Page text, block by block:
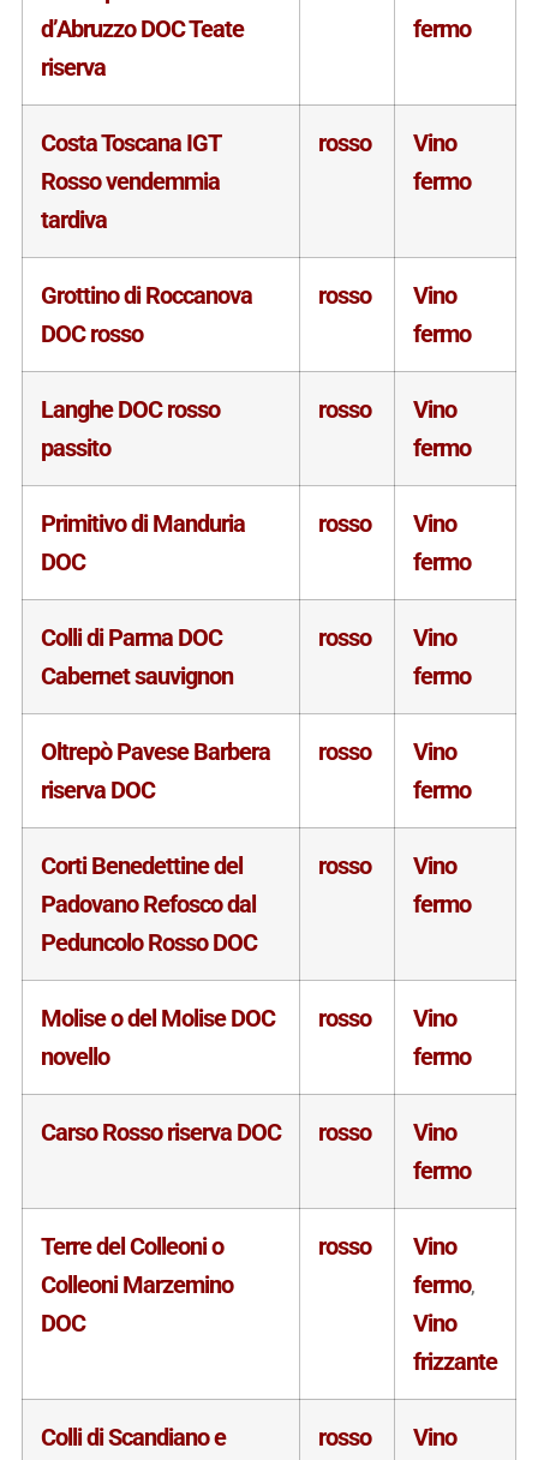
d’Abruzzo DOC Teate
riserva
fermo
Costa Toscana IGT
Rosso vendemmia
tardiva
rosso
Vino
fermo
Grottino di Roccanova
DOC rosso
rosso
Vino
fermo
Langhe DOC rosso
passito
rosso
Vino
fermo
Primitivo di Manduria
DOC
rosso
Vino
fermo
Colli di Parma DOC
Cabernet sauvignon
rosso
Vino
fermo
Oltrepò Pavese Barbera
riserva DOC
rosso
Vino
fermo
Corti Benedettine del
Padovano Refosco dal
Peduncolo Rosso DOC
rosso
Vino
fermo
Molise o del Molise DOC
novello
rosso
Vino
fermo
Carso Rosso riserva DOC rosso
Vino
fermo
Terre del Colleoni o
Colleoni Marzemino
DOC
rosso
Vino
fermo,
Vino
frizzante
Colli di Scandiano e
rosso
Vino